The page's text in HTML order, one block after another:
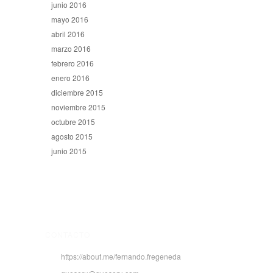
junio 2016
mayo 2016
abril 2016
marzo 2016
febrero 2016
enero 2016
diciembre 2015
noviembre 2015
octubre 2015
agosto 2015
junio 2015
https://about.me/fernando.fregeneda